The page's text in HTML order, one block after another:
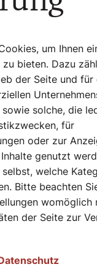
eine
kommt, das
Brautkleid
wunderschön,
war der
zufrieden“, lacht
fehlen darf? „Das
das Brautpaar,
auch für mich als
sei es ja
Sakrament der
einander das
dieses Sakrament
aufbaut.“ Die
des
um Ihnen
zu bieten. Dazu
der Seite und für
solche, die
für
oder zur
genutzt
welche
Bitte beachten
womöglich
der Seite zur